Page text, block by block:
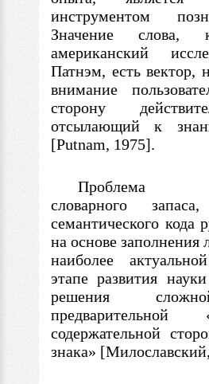
инструментом
Значение слова,
американский
Патнэм, есть вектор,
внимание
сторону
отсылающий к
[Putnam, 1975].
Проблема
словарного
семантического кода
на основе заполнения
наиболее
этапе развития
решения
предварительной
содержательной
знака»